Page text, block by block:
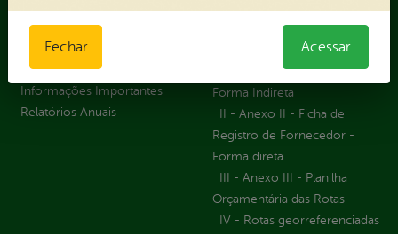
Competências da Ouvidoria
Dúvidas? Acesse o FAQ
Fazer uma Manifestação
Informações Importantes
Relatórios Anuais
Contratos Administrativos
I - Anexo I - Ficha de
Registro de Fornecedor -
Forma Indireta
II - Anexo II - Ficha de
Registro de Fornecedor -
Forma direta
III - Anexo III - Planilha
Orçamentária das Rotas
IV - Rotas georreferenciadas
Fechar Acessar